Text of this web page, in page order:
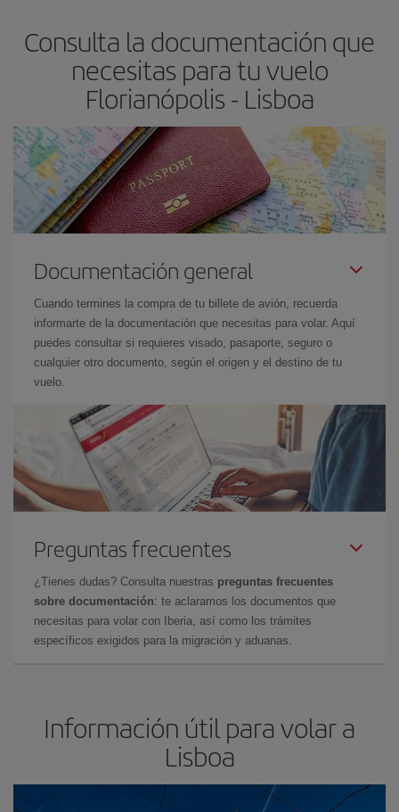
Consulta la documentación que
necesitas para tu vuelo
Florianópolis - Lisboa
Documentación general
Cuando termines la compra de tu billete de avión, recuerda
informarte de la documentación que necesitas para volar. Aquí
puedes consultar si requieres visado, pasaporte, seguro o
cualquier otro documento, según el origen y el destino de tu
vuelo.
Preguntas frecuentes
¿Tienes dudas? Consulta nuestras preguntas frecuentes
sobre documentación: te aclaramos los documentos que
necesitas para volar con Iberia, así como los trámites
específicos exigidos para la migración y aduanas.
Información útil para volar a
Lisboa